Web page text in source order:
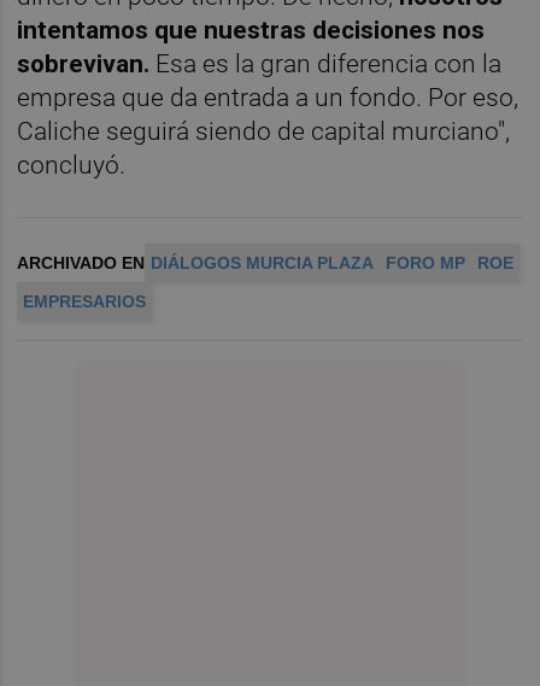
intentamos que nuestras decisiones nos
sobrevivan. Esa es la gran diferencia con la
empresa que da entrada a un fondo. Por eso,
Caliche seguirá siendo de capital murciano",
concluyó.
ARCHIVADO EN DIÁLOGOS MURCIA PLAZA FORO MP
ROE
EMPRESARIOS